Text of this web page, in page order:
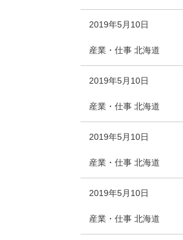
2019年5月10日
産業・仕事 北海道
2019年5月10日
産業・仕事 北海道
2019年5月10日
産業・仕事 北海道
2019年5月10日
産業・仕事 北海道